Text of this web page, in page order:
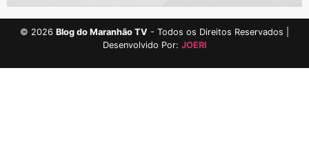
© 2026 Blog do Maranhão TV - Todos os Direitos Reservados |
Desenvolvido Por: JOERI